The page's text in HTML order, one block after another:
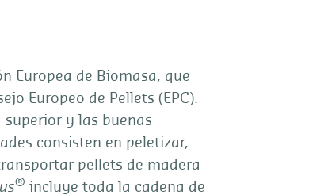
Europea de Biomasa, que
Europeo de Pellets (EPC).
superior y las buenas
consisten en peletizar,
pellets de madera
® incluye toda la cadena de